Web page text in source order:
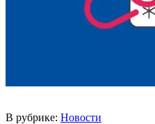
В рубрике: Новости